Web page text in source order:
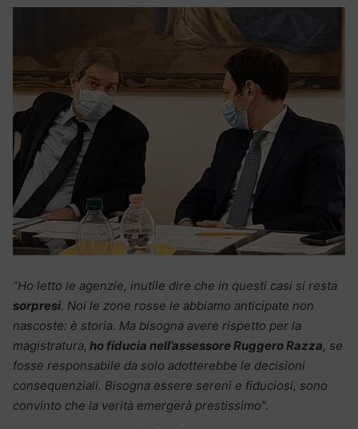
“Ho letto le agenzie, inutile dire che in questi casi si resta
sorpresi. Noi le zone rosse le abbiamo anticipate non
nascoste: è storia. Ma bisogna avere rispetto per la
magistratura, ho fiducia nell’assessore Ruggero Razza, se
fosse responsabile da solo adotterebbe le decisioni
consequenziali. Bisogna essere sereni e fiduciosi, sono
convinto che la verità emergerà prestissimo”.